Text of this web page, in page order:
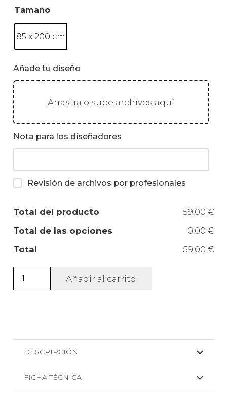
Tamaño
85 x 200 cm
Añade tu diseño
Arrastra o sube archivos aquí
Nota para los diseñadores
Revisión de archivos por profesionales
Total del producto
59,00 €
Total de las opciones
0,00 €
Total
59,00 €
Roll
Añadir al carrito
DESCRIPCIÓN
FICHA TÉCNICA